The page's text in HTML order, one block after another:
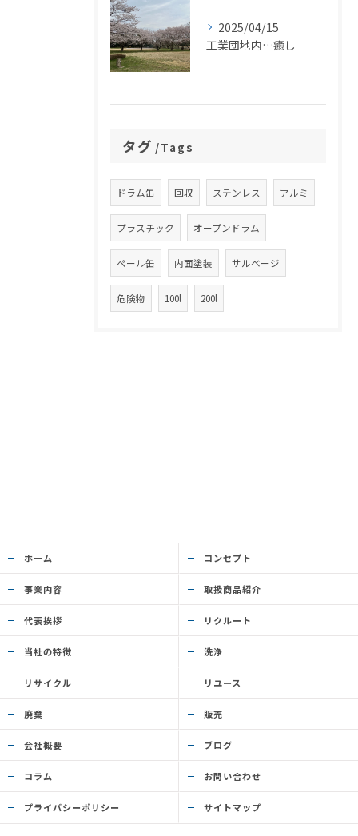
2025/04/15
工業団地内…癒し
タグ Tags
ドラム缶 回収 ステンレス アルミ
プラスチック オープンドラム
ペール缶 内面塗装 サルベージ
危険物 100l 200l
ホーム コンセプト
事業内容 取扱商品紹介
代表挨拶 リクルート
当社の特徴 洗浄
リサイクル リユース
廃棄 販売
会社概要 ブログ
コラム お問い合わせ
プライバシーポリシー サイトマップ